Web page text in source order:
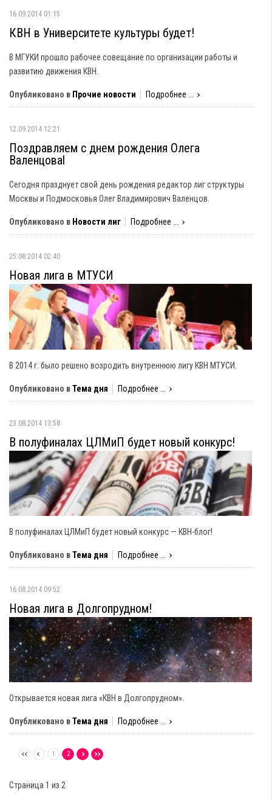
16.09.2014 01:15
КВН в Университете культуры будет!
В МГУКИ прошло рабочее совещание по организации работы и
развитию движения КВН.
Опубликовано в Прочие новости Подробнее ...
12.09.2014 12:21
Поздравляем с днем рождения Олега
Валенцоваl
Сегодня празднует свой день рождения редактор лиг структуры
Москвы и Подмосковья Олег Владимирович Валенцов.
Опубликовано в Новости лиг Подробнее ...
25.08.2014 02:40
Новая лига в МТУСИ
В 2014 г. было решено возродить внутреннюю лигу КВН МТУСИ.
Опубликовано вТема дня Подробнее ...
23.08.2014 13:58
В полуфиналах ЦЛМиП будет новый конкурс!
В полуфиналах ЦЛМиП будет новый конкурс — КВН-блог!
Опубликовано вТема дня Подробнее ...
16.08.2014 09:52
Новая лига в Долгопрудном!
Открывается новая лига «КВН в Долгопрудном».
Опубликовано вТема дня Подробнее ...
1 2
Страница 1 из 2